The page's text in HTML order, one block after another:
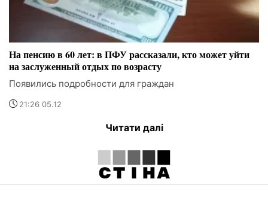
На пенсию в 60 лет: в ПФУ рассказали, кто может уйти
на заслуженный отдых по возрасту
Появились подробности для граждан
21:26 05.12
Читати далі